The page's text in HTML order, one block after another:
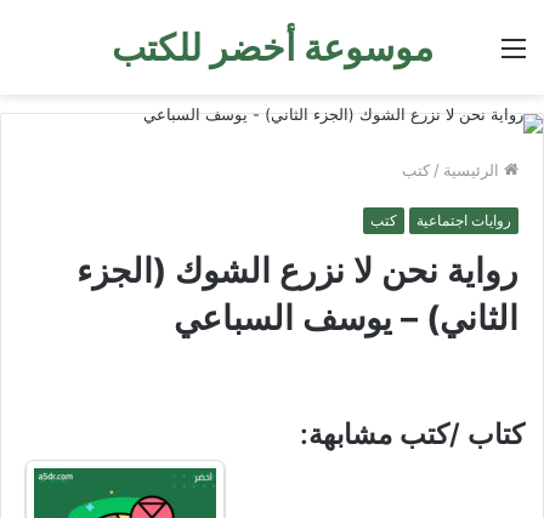
موسوعة أخضر للكتب القائمة
الرئيسية / كتب
روايات اجتماعية كتب
رواية نحن لا نزرع الشوك (الجزء
الثاني) – يوسف السباعي
كتاب /كتب مشابهة: